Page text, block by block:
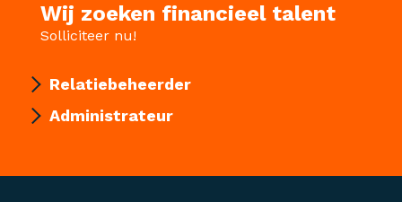
Wij zoeken financieel talent
Solliciteer nu!
Relatiebeheerder
Administrateur